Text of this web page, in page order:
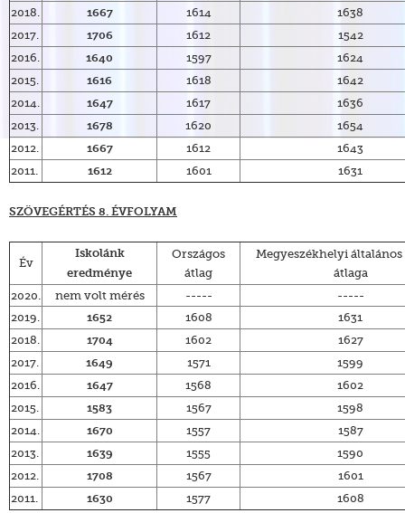
2018.
1667 1614
1638
2017.
1706 1612
1542
2016.
1640 1597
1624
2015.
1616 1618
1642
2014.
1647 1617
1636
2013.
1678 1620
1654
2012.
1667 1612
1643
2011.
1612 1601 1631
SZÖVEGÉRTÉS 8. ÉVFOLYAM
Év
Iskolánk
eredménye
Országos
átlag
Megyeszékhelyi
átlaga
2020.
nem volt mérés -----
-----
2019.
1652 1608
1631
2018.
1704 1602
1627
2017.
1649 1571
1599
2016.
1647 1568
1602
2015.
1583 1567
1598
2014.
1670 1557
1587
2013.
1639 1555
1590
2012.
1708 1567
1601
2011.
1630 1577 1608